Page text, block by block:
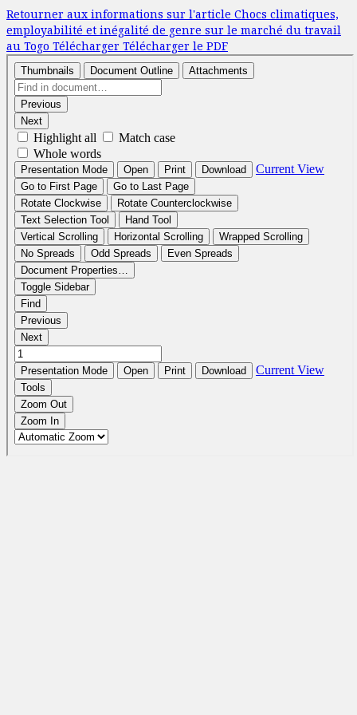
Retourner aux informations sur l'article Chocs climatiques,
employabilité et inégalité de genre sur le marché du travail
au Togo Télécharger Télécharger le PDF